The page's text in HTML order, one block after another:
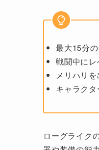
最大15分
戦闘中に
メリハリ
キャラク
ローグライク